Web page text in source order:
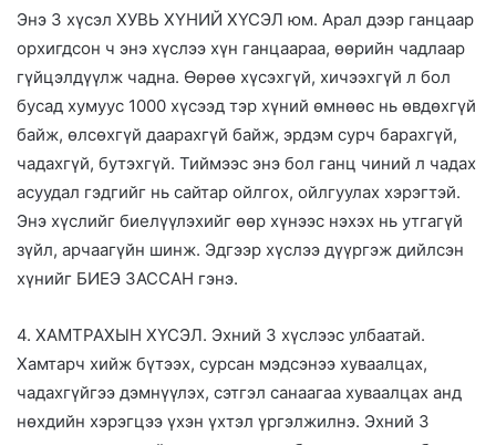
Энэ 3 хүсэл ХУВЬ ХҮНИЙ ХҮСЭЛ юм. Арал дээр ганцаар
орхигдсон ч энэ хүслээ хүн ганцаараа, өөрийн чадлаар
гүйцэлдүүлж чадна. Өөрөө хүсэхгүй, хичээхгүй л бол
бусад хумуус 1000 хүсээд тэр хүний өмнөөс нь өвдөхгүй
байж, өлсөхгүй даарахгүй байж, эрдэм сурч барахгүй,
чадахгүй, бутэхгүй. Тиймээс энэ бол ганц чиний л чадах
асуудал гэдгийг нь сайтар ойлгох, ойлгуулах хэрэгтэй.
Энэ хүслийг биелүүлэхийг өөр хүнээс нэхэх нь утгагүй
зүйл, арчаагүйн шинж. Эдгээр хүслээ дүүргэж дийлсэн
хүнийг БИЕЭ ЗАССАН гэнэ.
4. ХАМТРАХЫН ХҮСЭЛ. Эхний 3 хүслээс улбаатай.
Хамтарч хийж бүтээх, сурсан мэдсэнээ хуваалцах,
чадахгүйгээ дэмнүүлэх, сэтгэл санаагаа хуваалцах анд
нөхдийн хэрэгцээ үхэн үхтэл үргэлжилнэ. Эхний 3